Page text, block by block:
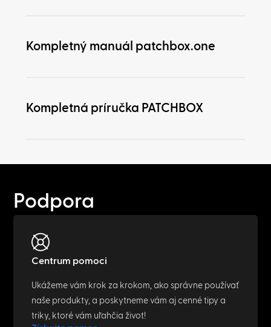
Kompletný manuál patchbox.one
Kompletná príručka PATCHBOX
Podpora
Centrum pomoci
Ukážeme vám krok za krokom, ako správne používať
naše produkty, a poskytneme vám aj cenné tipy a
triky, ktoré vám uľahčia život!